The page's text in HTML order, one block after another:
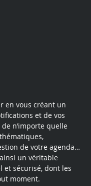
en vous créant un
et de vos
n’importe quelle
de votre agenda…
un véritable
et sécurisé, dont les
moment.